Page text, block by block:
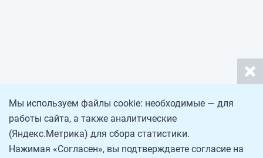
Мы используем файлы cookie: необходимые — для
работы сайта, а также аналитические
(Яндекс.Метрика) для сбора статистики.
Нажимая «Согласен», вы подтверждаете согласие на